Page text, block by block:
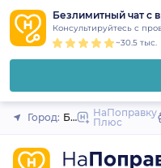
Безлимитный чат с
Консультируйтесь с
~30.5 тыс.
Город: Биробиджан
НаПоправку
Плюс